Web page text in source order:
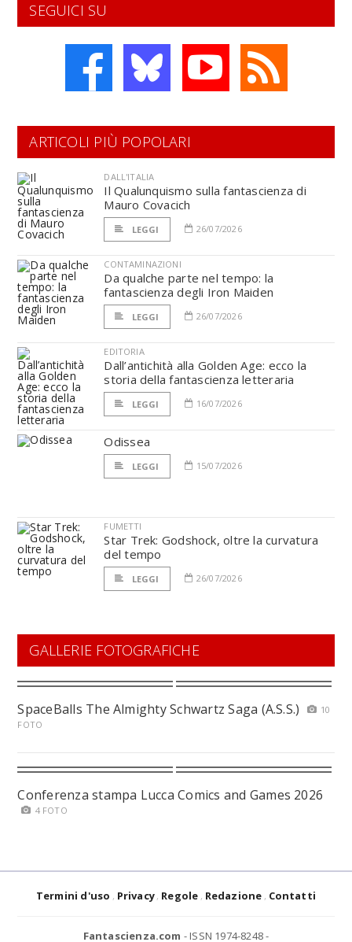
SEGUICI SU
ARTICOLI PIÙ POPOLARI
DALL'ITALIA
Il Qualunquismo sulla fantascienza di
Mauro Covacich
LEGGI 26/07/2026
CONTAMINAZIONI
Da qualche parte nel tempo: la
fantascienza degli Iron Maiden
LEGGI 26/07/2026
EDITORIA
Dall’antichità alla Golden Age: ecco la
storia della fantascienza letteraria
LEGGI 16/07/2026
Odissea
LEGGI 15/07/2026
FUMETTI
Star Trek: Godshock, oltre la curvatura
del tempo
LEGGI 26/07/2026
GALLERIE FOTOGRAFICHE
SpaceBalls The Almighty Schwartz Saga (A.S.S.)
10
FOTO
Conferenza stampa Lucca Comics and Games 2026
4 FOTO
Termini d'uso Privacy Regole Redazione Contatti
Fantascienza.com - ISSN 1974-8248 -